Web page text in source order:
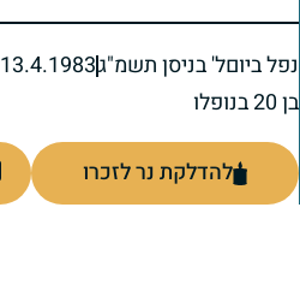
נפל ביוםל' בניסן תשמ"ג13.4.1983
בן 20 בנופלו
להדלקת נר לזכרו